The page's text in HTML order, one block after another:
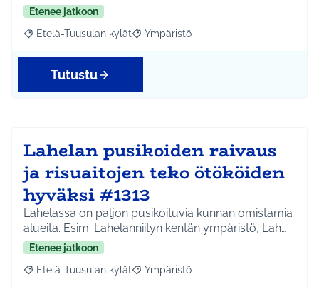
Etenee jatkoon
Rajaa tulokset aihepiirin mukaan: Etelä-Tuusulan kylät
Etelä-Tuusulan kylät Rajaa tulokset teeman mukaan:
Ympäristö
Tutustu
Lahelan pusikoiden raivaus
ja risuaitojen teko ötököiden
hyväksi #1313
Lahelassa on paljon pusikoituvia kunnan omistamia
alueita. Esim. Lahelanniityn kentän ympäristö, Lah…
Etenee jatkoon
Rajaa tulokset aihepiirin mukaan: Etelä-Tuusulan kylät
Etelä-Tuusulan kylät Rajaa tulokset teeman mukaan:
Ympäristö